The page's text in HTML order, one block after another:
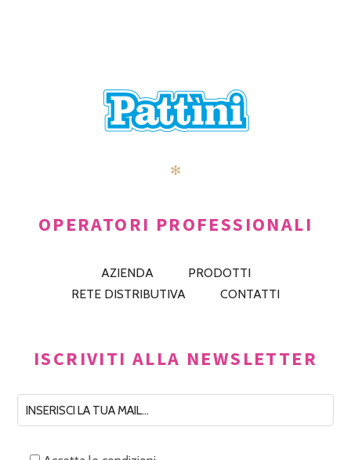
✻
OPERATORI PROFESSIONALI
AZIENDA
PRODOTTI
RETE DISTRIBUTIVA
CONTATTI
ISCRIVITI ALLA NEWSLETTER